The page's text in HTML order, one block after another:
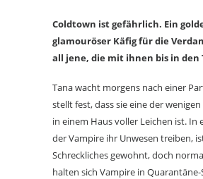
Coldtown ist gefährlich. Ein
glamouröser Käfig für die
all jene, die mit ihnen bis in den
Tana wacht morgens nach einer
stellt fest, dass sie eine der
in einem Haus voller Leichen ist. In
der Vampire ihr Unwesen treiben,
Schreckliches gewohnt, doch
halten sich Vampire in